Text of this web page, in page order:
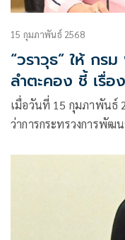
15 กุมภาพันธ์ 2568
“วราวุธ” ให้ กร
ลำตะคอง ชี้ เรื่อ
ไม่มีความเห็น เป็
เมื่อวันที่ 15 กุมภาพันธ์
ว่าการกระทรวงการพั
นิคมสร้างตนเองลำตะค